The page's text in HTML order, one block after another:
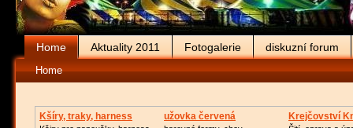
Home Aktuality 2011 Fotogalerie diskuzní forum
Home
Kšíry, traky, harness užovka červená Krejčovství